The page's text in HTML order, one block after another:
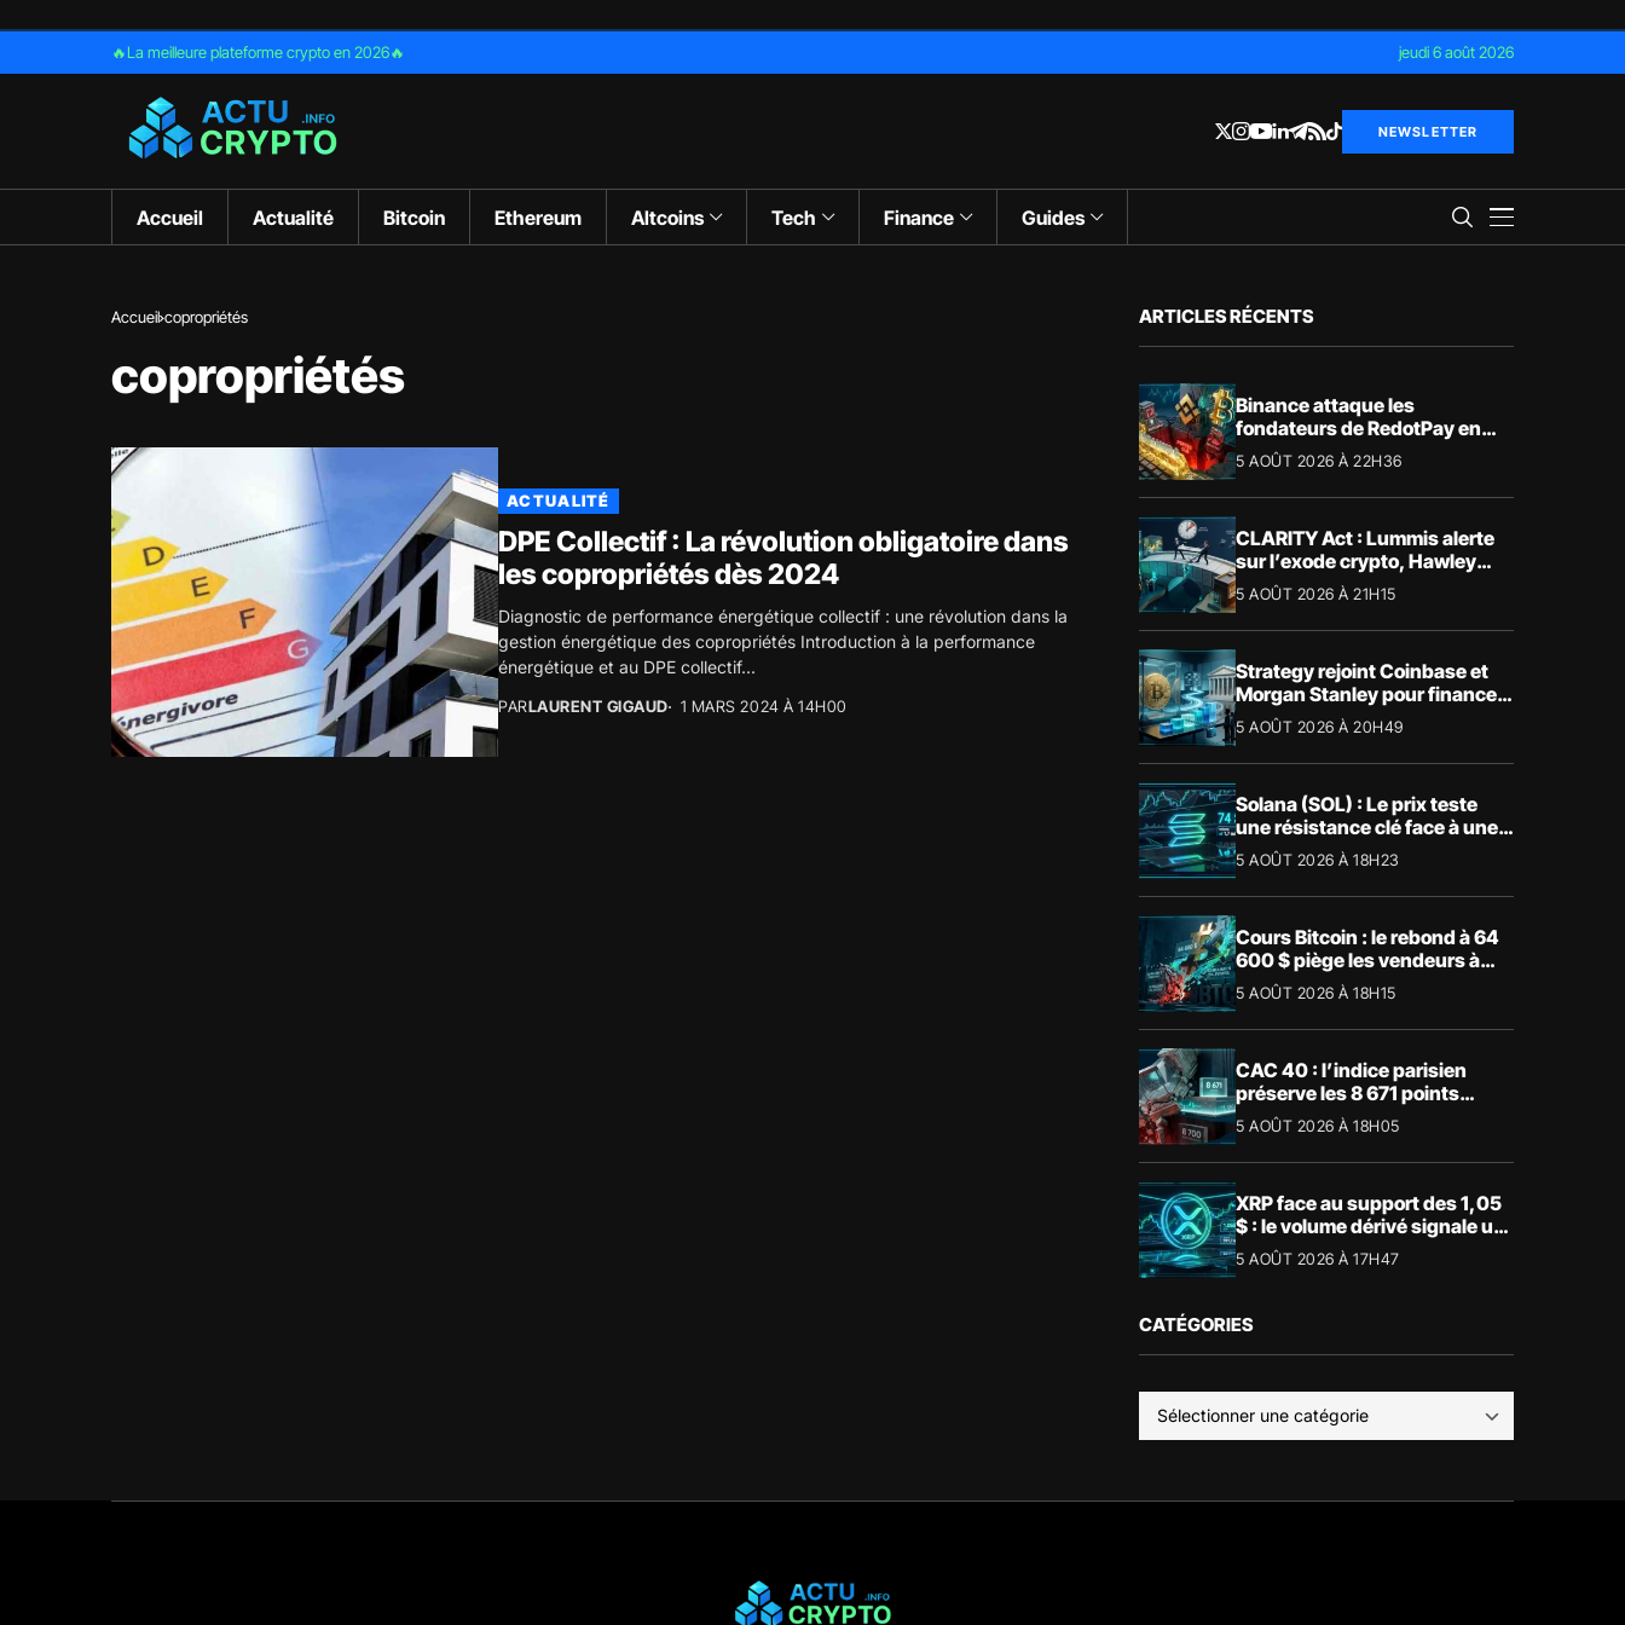
🔥La meilleure plateforme crypto en 2026🔥 jeudi 6 août 2026
NEWSLETTER
Accueil Actualité Bitcoin Ethereum Altcoins Tech Finance Guides
Accueil copropriétés
copropriétés
ACTUALITÉ
DPE Collectif : La révolution obligatoire dans
les copropriétés dès 2024
Diagnostic de performance énergétique collectif : une révolution dans la
gestion énergétique des copropriétés Introduction à la performance
énergétique et au DPE collectif...
PARLAURENT GIGAUD 1 MARS 2024 À 14H00
ARTICLES RÉCENTS
Binance attaque les
fondateurs de RedotPay en
justice pour 472,8 millions de
dollars
5 AOÛT 2026 À 22H36
CLARITY Act : Lummis alerte
sur l’exode crypto, Hawley
bloque le vote
5 AOÛT 2026 À 21H15
Strategy rejoint Coinbase et
Morgan Stanley pour financer
les Trump Accounts
5 AOÛT 2026 À 20H49
Solana (SOL) : Le prix teste
une résistance clé face à une
tendance mensuelle baissière
5 AOÛT 2026 À 18H23
Cours Bitcoin : le rebond à 64
600 $ piège les vendeurs à
découvert
5 AOÛT 2026 À 18H15
CAC 40 : l’indice parisien
préserve les 8 671 points
malgré le recul du luxe
5 AOÛT 2026 À 18H05
XRP face au support des 1,05
$ : le volume dérivé signale un
risque de volatilité
5 AOÛT 2026 À 17H47
CATÉGORIES